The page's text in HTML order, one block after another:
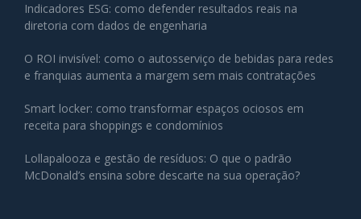
Indicadores ESG: como defender resultados reais na
diretoria com dados de engenharia
O ROI invisível: como o autosserviço de bebidas para redes
e franquias aumenta a margem sem mais contratações
Smart locker: como transformar espaços ociosos em
receita para shoppings e condomínios
Lollapalooza e gestão de resíduos: O que o padrão
McDonald’s ensina sobre descarte na sua operação?